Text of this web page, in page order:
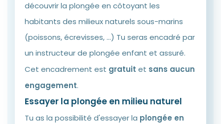
découvrir la plongée en côtoyant les
habitants des milieux naturels sous-marins
(poissons, écrevisses, ...) Tu seras encadré par
un instructeur de plongée enfant et assuré.
Cet encadrement est gratuit et sans aucun
engagement.
Essayer la plongée en milieu naturel
Tu as la possibilité d'essayer la plongée en